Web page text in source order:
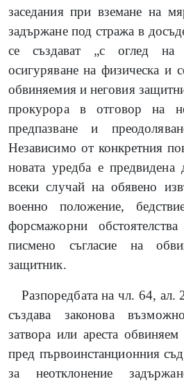
заседания при вземане на
задържане под стража в
се създават „с оглед на
осигуряване на физическа и
обвиняемия и неговия
прокурора в отговор на
предпазване и
Независимо от конкретния
новата уредба е
всеки случай на обявено
военно положение,
форсмажорни
писмено съгласие на
защитник.
Разпоредбата на чл. 64,
създава законова
затвора или ареста
пред първоинстанционния
за неотклонение